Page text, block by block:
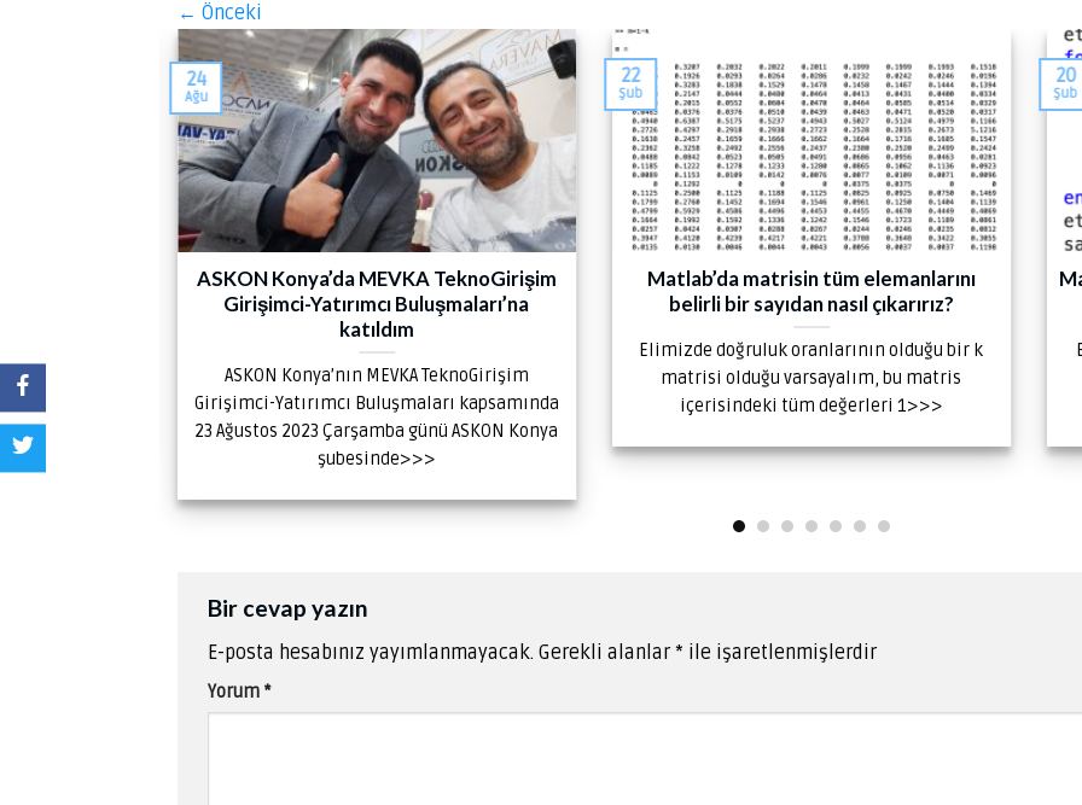
← Önceki
ASKON Konya’da MEVKA TeknoGirişim
Girişimci-Yatırımcı Buluşmaları’na
katıldım
ASKON Konya’nın MEVKA TeknoGirişim
Girişimci-Yatırımcı Buluşmaları kapsamında
23 Ağustos 2023 Çarşamba günü ASKON Konya
şubesinde>>>
24
Ağu
Matlab’da matrisin tüm elemanlarını
belirli bir sayıdan nasıl çıkarırız?
Elimizde doğruluk oranlarının olduğu bir k
matrisi olduğu varsayalım, bu matris
içerisindeki tüm değerleri 1>>>
22
Şub
20
Şub
TÜTÜNCÜ
Bir cevap yazın
E-posta hesabınız yayımlanmayacak. Gerekli alanlar * ile işaretlenmişlerdir
Yorum *